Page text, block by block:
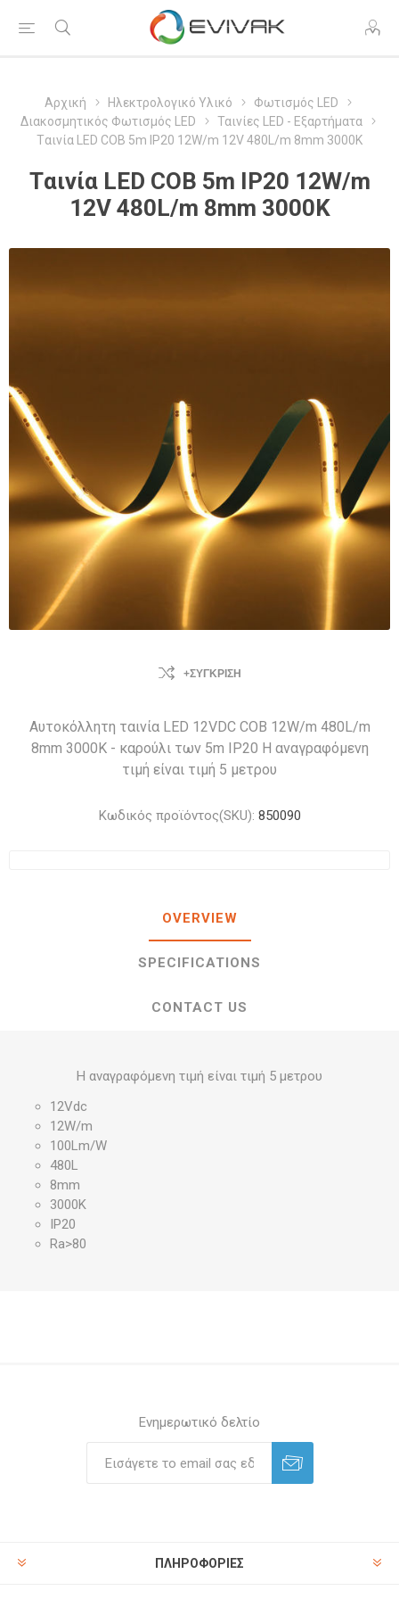
Αρχική Ηλεκτρολογικό Υλικό
Φωτισμός LED
Διακοσμητικός Φωτισμός LED
Ταινίες LED - Εξαρτήματα
Tαινία LED COB 5m IP20 12W/m 12V 480L/m 8mm 3000K
Tαινία LED COB 5m IP20 12W/m
12V 480L/m 8mm 3000K
+ΣΎΓΚΡΙΣΗ
Αυτοκόλλητη ταινία LED 12VDC COB 12W/m 480L/m
8mm 3000K - καρούλι των 5m IP20 Η αναγραφόμενη
τιμή είναι τιμή 5 μετρου
Κωδικός προϊόντος(SKU): 850090
OVERVIEW
SPECIFICATIONS
CONTACT US
Η αναγραφόμενη τιμή είναι τιμή 5 μετρου
12Vdc
12W/m
100Lm/W
480L
8mm
3000K
IP20
Ra>80
Ενημερωτικό δελτίο
ΠΛΗΡΟΦΟΡΊΕΣ